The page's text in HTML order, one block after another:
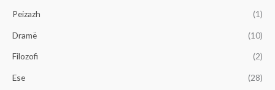
Peizazh (1)
Dramë (10)
Filozofi (2)
Ese
(28)